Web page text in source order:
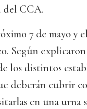
del CCA.
7 de mayo y
Según
los distintos
deberán cubrir
en una urna